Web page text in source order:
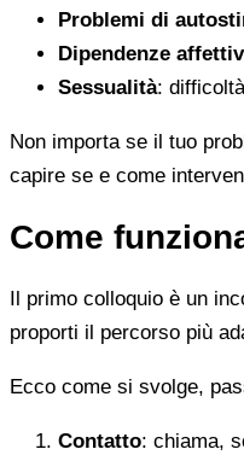
Problemi di
Dipendenze
Sessualità:
Non importa se il tuo
capire se e come
Come
Il primo colloquio è un
proporti il percorso più
Ecco come si svolge,
Contatto: chiama,